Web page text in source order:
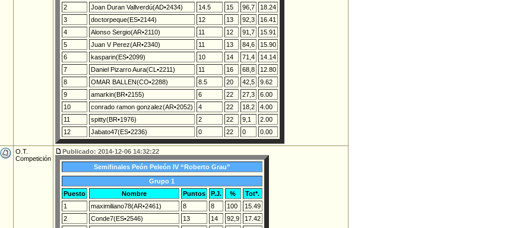
2
Joan Duran Vallverdú(AD•2434) 14.5 15 96,7
18.24
3
doctorpeque(ES•2144) 12 13 92,3
16.41
4
Alonso Sergio(AR•2110) 11 12 91,7
15.91
5
Juan V Perez(AR•2340) 11 13 84,6
15.90
6
kasparin(ES•2099) 10 14 71,4
14.14
7
Daniel Pizarro Aura(CL•2211) 11 16 68,8
12.80
8
OMAR BALLEN(CO•2288) 8.5 20 42,5
9.62
9
amarkin(BR•2155) 6 22 27,3
6.00
10
conrado ramon gonzalez(AR•2052) 4 22 18,2
4.00
11
spitty(BR•1976) 2 22 9,1
2.00
12
Jabato47(ES•2236) 0 22 0 0.00
O.T.
Competición
Publicado: 2014-12-06 14:32:22
Semifinales Peón Peleón IV “Roberto Grau”
Grupo 1
Puesto
Nombre Puntos P.J. %
Tot*.
1
maximiliano78(AR•2461) 8 8 100
15.49
2
Conde7(ES•2546) 13 14 92,9
17.42